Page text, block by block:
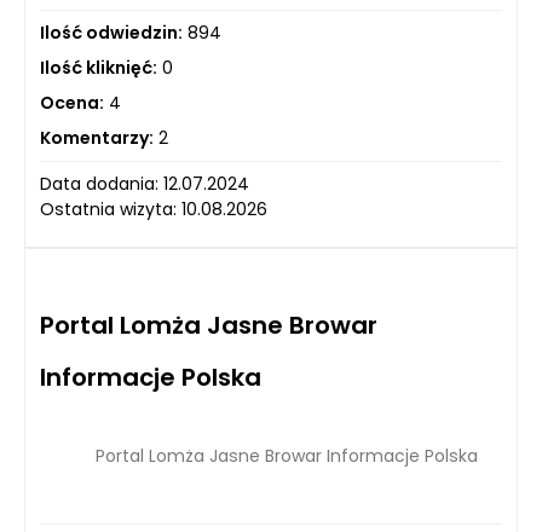
Ilość odwiedzin: 894
Ilość kliknięć: 0
Ocena: 4
Komentarzy: 2
Data dodania: 12.07.2024
Ostatnia wizyta: 10.08.2026
Portal Lomża Jasne Browar
Informacje Polska
Portal Lomża Jasne Browar Informacje Polska